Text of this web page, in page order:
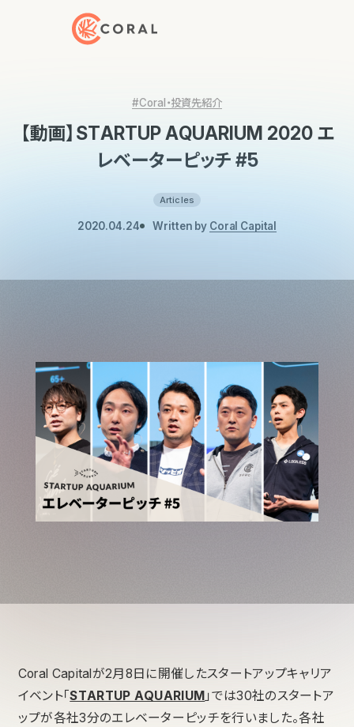
トップページへ戻る
#Coral・投資先紹介
【動画】STARTUP AQUARIUM 2020 エ
レベーターピッチ #5
Articles
2020.04.24 Written by Coral Capital
Coral Capitalが2月8日に開催したスタートアップキャリア
イベント「STARTUP AQUARIUM 」では30社のスタートア
ップが各社3分のエレベーターピッチを行いました。各社